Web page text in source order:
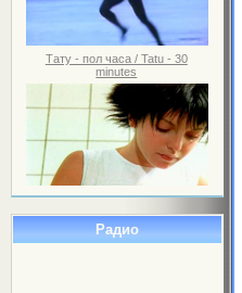
Тату - пол часа / Tatu - 30
minutes
Радио